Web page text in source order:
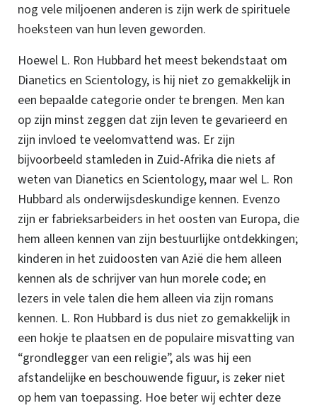
nog vele miljoenen anderen is zijn werk de spirituele
hoeksteen van hun leven geworden.
Hoewel L. Ron Hubbard het meest bekendstaat om
Dianetics en Scientology, is hij niet zo gemakkelijk in
een bepaalde categorie onder te brengen. Men kan
op zijn minst zeggen dat zijn leven te gevarieerd en
zijn invloed te veelomvattend was. Er zijn
bijvoorbeeld stamleden in Zuid-Afrika die niets af
weten van Dianetics en Scientology, maar wel L. Ron
Hubbard als onderwijsdeskundige kennen. Evenzo
zijn er fabrieksarbeiders in het oosten van Europa, die
hem alleen kennen van zijn bestuurlijke ontdekkingen;
kinderen in het zuidoosten van Azië die hem alleen
kennen als de schrijver van hun morele code; en
lezers in vele talen die hem alleen via zijn romans
kennen. L. Ron Hubbard is dus niet zo gemakkelijk in
een hokje te plaatsen en de populaire misvatting van
“grondlegger van een religie”, als was hij een
afstandelijke en beschouwende figuur, is zeker niet
op hem van toepassing. Hoe beter wij echter deze